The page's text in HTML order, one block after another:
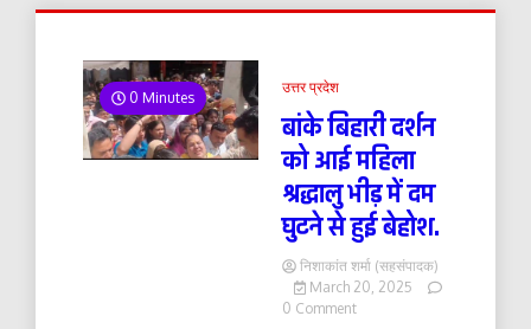
0 Minutes
उत्तर प्रदेश
बांके बिहारी दर्शन
को आई महिला
श्रद्धालु भीड़ में दम
घुटने से हुई बेहोश.
निशाकांत शर्मा (सहसंपादक)
March 20, 2025
0 Commenton